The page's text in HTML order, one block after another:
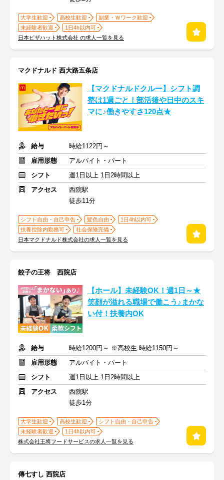
大学生歓迎 高校生歓迎
副業・Ｗワーク歓迎
未経験者歓迎
1日4h以内可
日本ピザハット株式会社 の求人一覧を見る
マクドナルド 西大路五条店
【マクドナルドクルー】シフト調
整は1週ごと！部活後や日中のスキ
マに♪働きやすさ120点★
給与
時給1122円～
雇用形態
アルバイト・パート
シフト
週1日以上 1日2時間以上
アクセス
西院駅
徒歩11分
シフト自由・自己申告 髪色自由
1日4h以内可
扶養控除内勤務可
社会保険完備
日本マクドナルド株式会社の求人一覧を見る
餃子の王将 西院店
【ホール】未経験OK！週1日～★
笑顔が溢れる職場で働こう♪まかな
い付！扶養内OK
給与
時給1200円～ ※高校生:時給1150円～
雇用形態
アルバイト・パート
シフト
週1日以上 1日2時間以上
アクセス
西院駅
徒歩1分
大学生歓迎 高校生歓迎
シフト自由・自己申告
未経験者歓迎
1日4h以内可
株式会社王将フードサービスの求人一覧を見る
傳七すし 西院店